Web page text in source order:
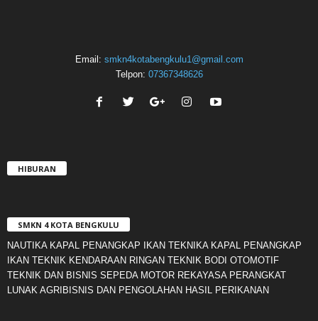
Email: smkn4kotabengkulu1@gmail.com
Telpon: 07367348626
HIBURAN
SMKN 4 KOTA BENGKULU
NAUTIKA KAPAL PENANGKAP IKAN TEKNIKA KAPAL PENANGKAP
IKAN TEKNIK KENDARAAN RINGAN TEKNIK BODI OTOMOTIF
TEKNIK DAN BISNIS SEPEDA MOTOR REKAYASA PERANGKAT
LUNAK AGRIBISNIS DAN PENGOLAHAN HASIL PERIKANAN